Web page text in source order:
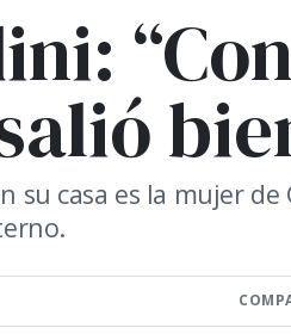
su casa es la mujer